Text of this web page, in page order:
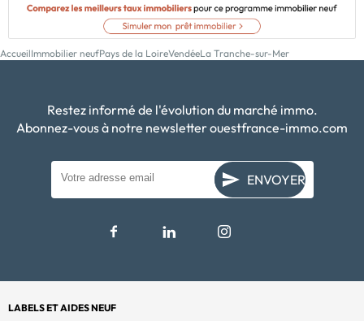
AccueilImmobilier neufPays de la LoireVendéeLa Tranche-sur-Mer
Restez informé de l'évolution du marché immo.
Abonnez-vous à notre newsletter ouestfrance-immo.com
ENVOYER
LABELS ET AIDES NEUF